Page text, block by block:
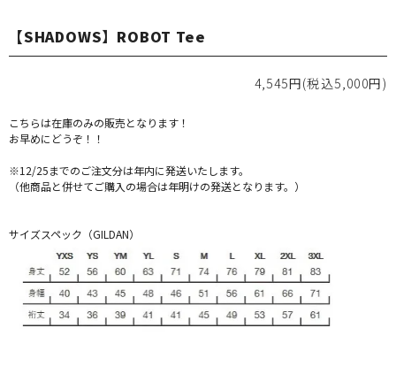
【SHADOWS】ROBOT Tee
4,545円(税込5,000円)
こちらは在庫のみの販売となります！
お早めにどうぞ！！
※12/25までのご注文分は年内に発送いたします。
（他商品と併せてご購入の場合は年明けの発送となります。）
サイズスペック（GILDAN）